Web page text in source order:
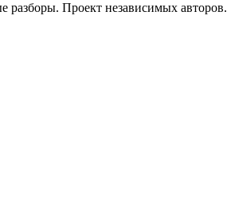
разборы. Проект независимых авторов.